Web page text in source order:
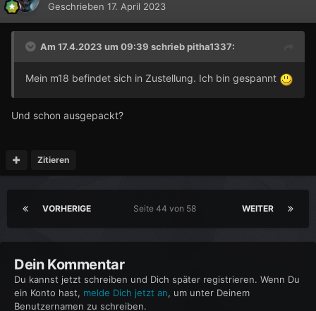
Geschrieben 17. April 2023
Am 17.4.2023 um 09:39 schriebpitha1337:
Mein m18 befindet sich in Zustellung. Ich bin gespannt
Und schon ausgepackt?
Zitieren
VORHERIGE WEITER
Seite 44 von 58
Dein Kommentar
Du kannst jetzt schreiben und Dich später registrieren. Wenn Du
ein Konto hast, melde Dich jetzt an, um unter Deinem
Benutzernamen zu schreiben.